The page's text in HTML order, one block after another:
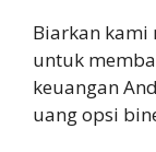
Biarkan kami
untuk
keuangan
uang opsi